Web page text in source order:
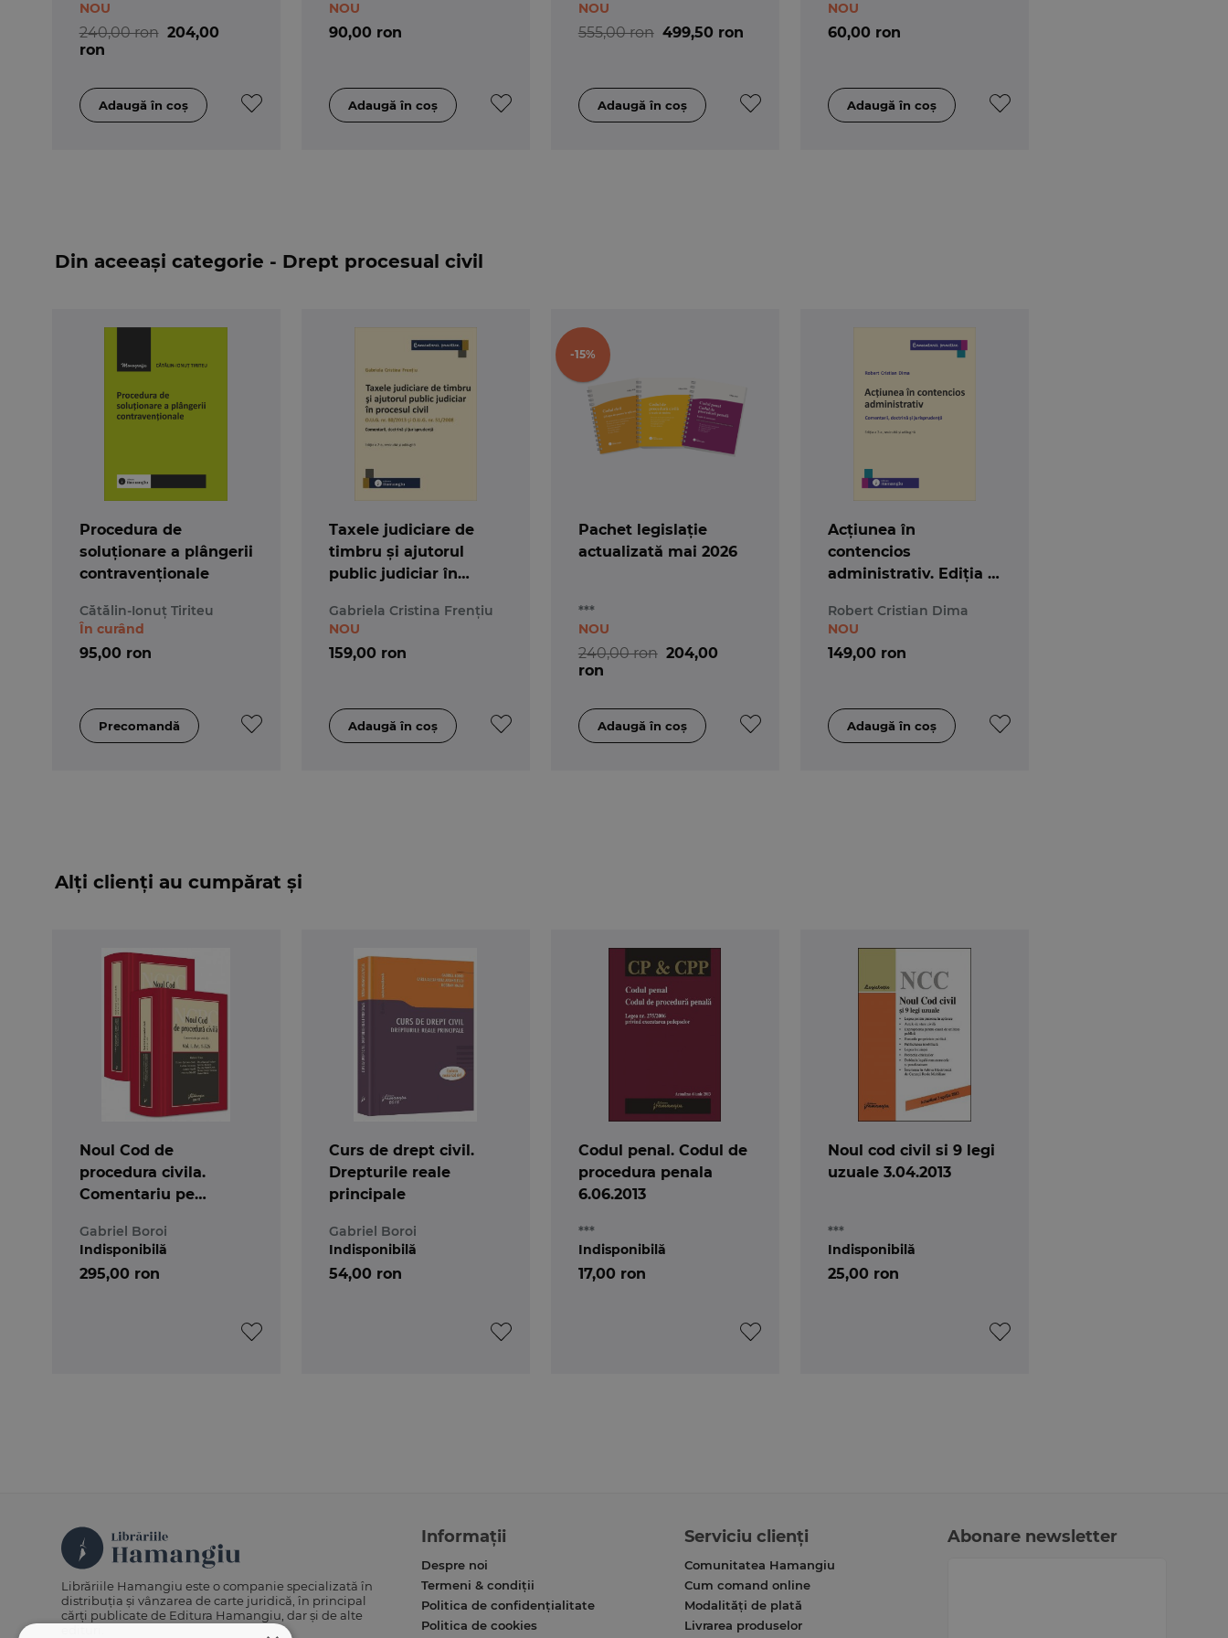
240,00 ron 204,00
ron
NOU
90,00 ron
NOU
555,00 ron 499,50 ron
NOU
60,00 ron
NOU
Din aceeași categorie - Drept procesual civil
Procedura de
soluționare a plângerii
contravenționale
Cătălin-Ionuț Tiriteu
95,00 ron
În curând
Taxele judiciare de
timbru și ajutorul
public judiciar în
2-a
Gabriela Cristina Frențiu
159,00 ron
NOU
-15%
Pachet legislație
actualizată mai 2026
***
240,00 ron 204,00
ron
NOU
Acțiunea în
contencios
administrativ. Ediția a
doctrină şi
jurisprudenţă
Robert Cristian Dima
149,00 ron
NOU
Alți clienți au cumpărat și
Noul Cod de
procedura civila.
Comentariu pe
Gabriel Boroi
295,00 ron
Indisponibilă
Curs de drept civil.
Drepturile reale
principale
Gabriel Boroi
54,00 ron
Indisponibilă
Codul penal. Codul de
procedura penala
6.06.2013
***
17,00 ron
Indisponibilă
Noul cod civil si 9 legi
uzuale 3.04.2013
***
25,00 ron
Indisponibilă
Librăriile Hamangiu este o companie specializată în
distribuția și vânzarea de carte juridică, în principal
cărți publicate de Editura Hamangiu, dar și de alte
Informații
Despre noi
Termeni & condiții
Politica de confidențialitate
Politica de cookies
Serviciu clienți
Comunitatea Hamangiu
Cum comand online
Modalități de plată
Livrarea produselor
Abonare newsletter